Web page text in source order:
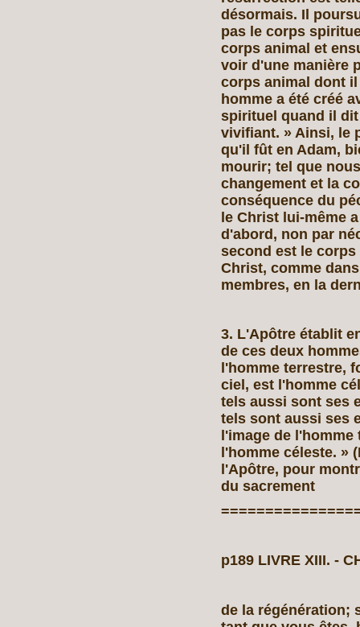
désormais. Il
pas le corps
corps animal et
voir d'une manière
corps animal dont
homme a été créé
spirituel quand il
vivifiant. » Ainsi, le
qu'il fût en Adam,
mourir; tel que
changement et la
conséquence du
le Christ lui‑même
d'abord, non par
second est le
Christ, comme
membres, en la
3. L'Apôtre établit
de ces deux
l'homme terrestre,
ciel, est l'homme
tels aussi sont ses
tels sont aussi ses
l'image de
l'homme céleste. »
l'Apôtre, pour
du sacrement
p189 LIVRE XIII. ‑
de la régénération;